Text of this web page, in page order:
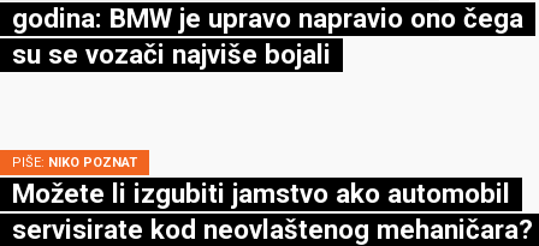
godina: BMW je upravo napravio ono čega
su se vozači najviše bojali
PIŠE: NIKO POZNAT
Možete li izgubiti jamstvo ako automobil
servisirate kod neovlaštenog mehaničara?